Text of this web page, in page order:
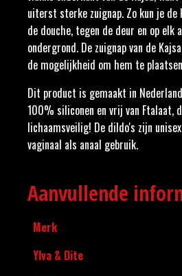
uiterst sterke zuignap. Zo kun je de
de douche, tegen de deur en op elk
ondergrond. De zuignap van de
de mogelijkheid om hem te
Dit product is gemaakt in
100% siliconen en vrij van Ftalaat,
lichaamsveilig! De dildo's zijn
vaginaal als anaal gebruik.
Aanvullende
Merk
Ylva & Dite